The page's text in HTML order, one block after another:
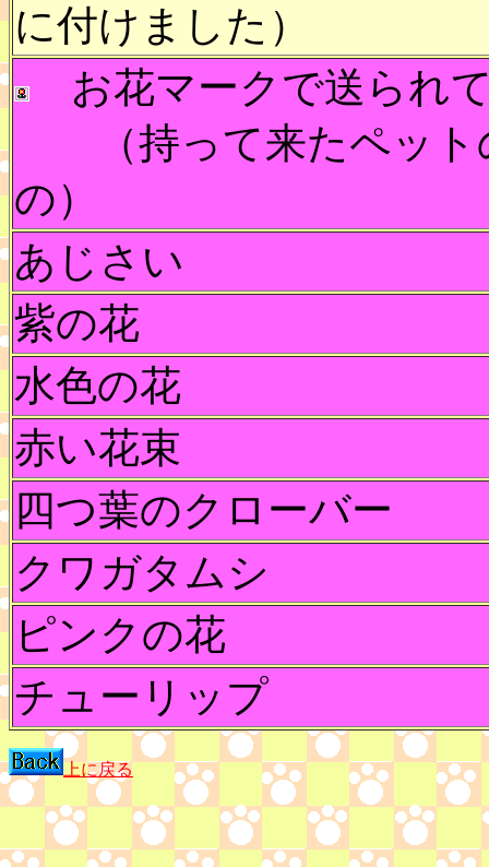
に付けました）
お花マークで送られ
（持って来たペット
の）
あじさい
紫の花
水色の花
赤い花束
四つ葉のクローバー
クワガタムシ
ピンクの花
チューリップ
上に戻る